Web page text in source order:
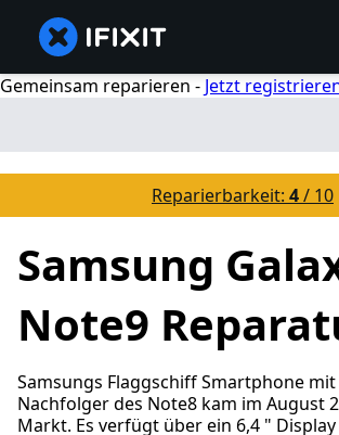
Gemeinsam reparieren - Jetzt
Reparierbarkeit: 4/ 10
Samsung
Note9
Samsungs Flaggschiff Smartphone
Nachfolger des Note8 kam im August
Markt. Es verfügt über ein 6,4 "